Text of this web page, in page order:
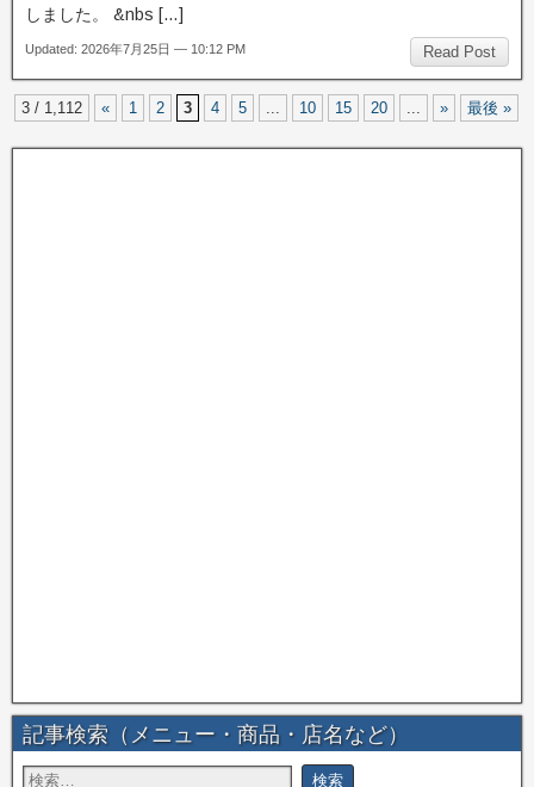
しました。 &nbs […]
Read Post
Updated: 2026年7月25日 — 10:12 PM
3 / 1,112 « 1 2 3 4 5 ... 10 15 20 ... » 最後 »
記事検索（メニュー・商品・店名など）